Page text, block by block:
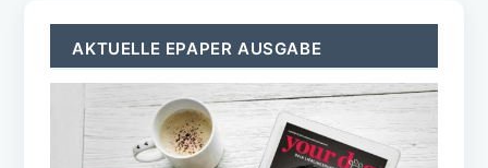
AKTUELLE EPAPER AUSGABE